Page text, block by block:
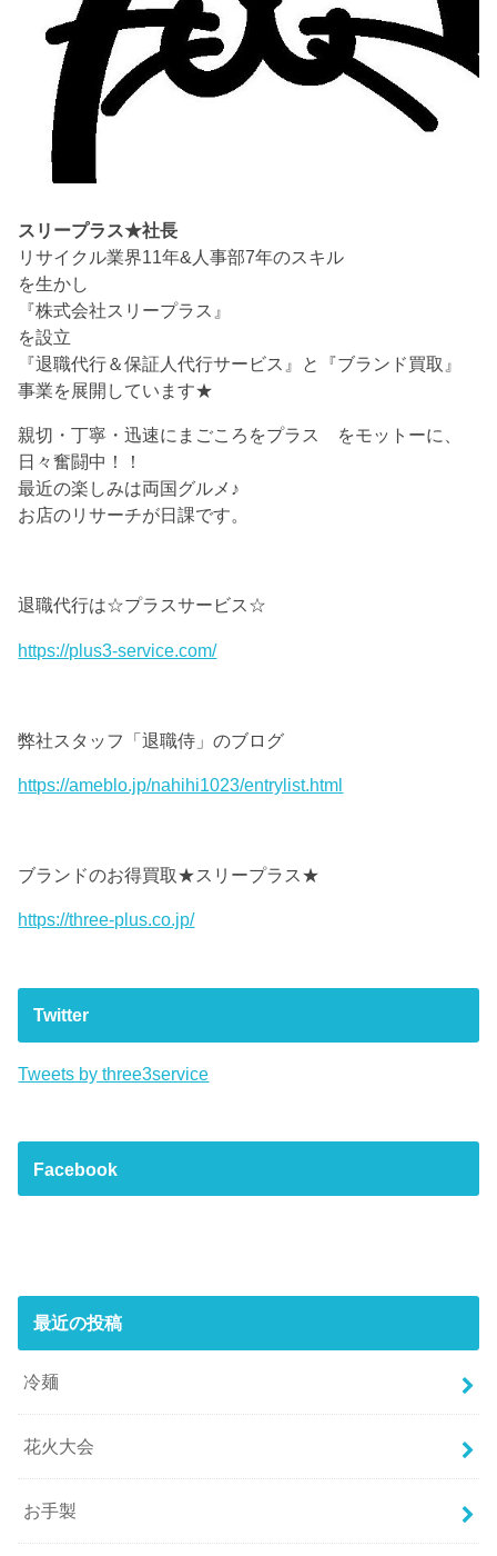
スリープラス★社長
リサイクル業界11年&人事部7年のスキル
を生かし
『株式会社スリープラス』
を設立
『退職代行＆保証人代行サービス』と『ブランド買取』
事業を展開しています★
親切・丁寧・迅速にまごころをプラス をモットーに、
日々奮闘中！！
最近の楽しみは両国グルメ♪
お店のリサーチが日課です。
退職代行は☆プラスサービス☆
https://plus3-service.com/
弊社スタッフ「退職侍」のブログ
https://ameblo.jp/nahihi1023/entrylist.html
ブランドのお得買取★スリープラス★
https://three-plus.co.jp/
Twitter
Tweets by three3service
Facebook
最近の投稿
冷麺
花火大会
お手製